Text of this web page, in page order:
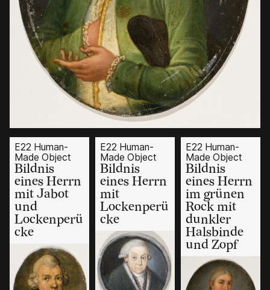
E22 Human-
Made Object
Bildnis
eines Herrn
mit Jabot
und
Lockenperü
cke
E22 Human-
Made Object
Bildnis
eines Herrn
mit
Lockenperü
cke
E22 Human-
Made Object
Bildnis
eines Herrn
im grünen
Rock mit
dunkler
Halsbinde
und Zopf